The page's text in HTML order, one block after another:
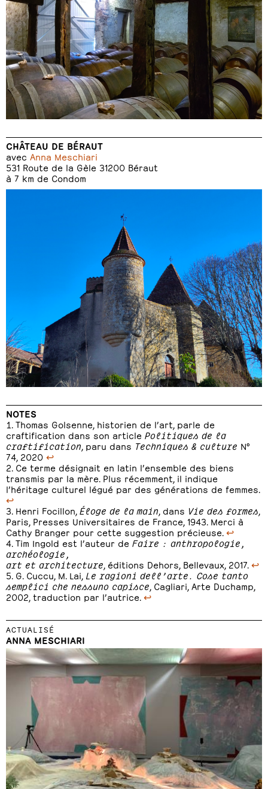
CHÂTEAU DE BÉRAUT
avec Anna Meschiari
531 Route de la Gèle 31200 Béraut
à 7 km de Condom
NOTES
Thomas Golsenne, historien de l’art, parle de
craftification dans son article Politiques de la
craftification , paru dans Techniques & culture N°
74, 2020 ↩
Ce terme désignait en latin l’ensemble des biens
transmis par la mère. Plus récemment, il indique
l’héritage culturel légué par des générations de femmes.
↩
Henri Focillon, Éloge de la main , dans Vie des formes
Paris, Presses Universitaires de France, 1943. Merci à
Cathy Branger pour cette suggestion précieuse. ↩
Tim Ingold est l’auteur de Faire : anthropologie,
archéologie,
art et architecture , éditions Dehors, Bellevaux, 2017. ↩
G. Cuccu, M. Lai, Le ragioni dell’arte. Cose tanto
semplici che nessuno capisce , Cagliari, Arte Duchamp,
2002, traduction par l’autrice. ↩
ACTUALISÉ
ANNA MESCHIARI